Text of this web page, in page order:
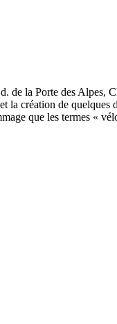
de la Porte des
création de
que les termes «